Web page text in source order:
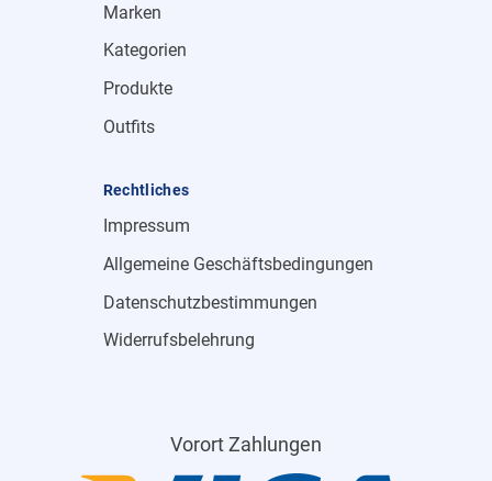
Marken
Kategorien
Produkte
Outfits
Rechtliches
Impressum
Allgemeine Geschäftsbedingungen
Datenschutzbestimmungen
Widerrufsbelehrung
Vorort Zahlungen